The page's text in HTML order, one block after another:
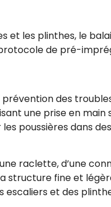
les plinthes, le
de pré-
des
une prise en main
poussières dans
raclette, d’une
structure fine et
escaliers et des